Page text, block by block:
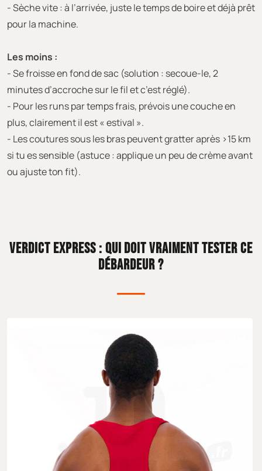
- Sèche vite : à l’arrivée, juste le temps de boire et déjà prêt
pour la machine.
Les moins :
- Se froisse en fond de sac (solution : secoue-le, 2
minutes d’accroche sur le fil et c’est réglé).
- Pour les runs par temps frais, prévois une couche en
plus, clairement il est « estival ».
- Les coutures sous les bras peuvent gratter après >15 km
si tu es sensible (astuce : applique un peu de crème avant
ou ajuste ton fit).
VERDICT EXPRESS : QUI DOIT VRAIMENT TESTER CE
DÉBARDEUR ?